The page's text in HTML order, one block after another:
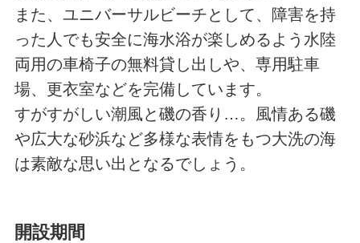
また、ユニバーサルビーチとして、障害を持
った人でも安全に海水浴が楽しめるよう水陸
両用の車椅子の無料貸し出しや、専用駐車
場、更衣室などを完備しています。
すがすがしい潮風と磯の香り…。風情ある磯
や広大な砂浜など多様な表情をもつ大洗の海
は素敵な思い出となるでしょう。
開設期間